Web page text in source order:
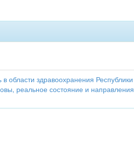
области здравоохранения Республики
реальное состояние и направления